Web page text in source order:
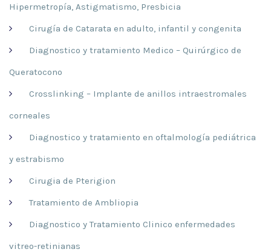
Hipermetropía, Astigmatismo, Presbicia
Cirugía de Catarata en adulto, infantil y congenita
Diagnostico y tratamiento Medico – Quirúrgico de
Queratocono
Crosslinking – Implante de anillos intraestromales
corneales
Diagnostico y tratamiento en oftalmología pediátrica
y estrabismo
Cirugia de Pterigion
Tratamiento de Ambliopia
Diagnostico y Tratamiento Clinico enfermedades
vitreo-retinianas